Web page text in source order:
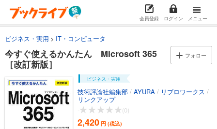
会員登録 ログイン メニュー
ビジネス・実用 IT・コンピュータ
今すぐ使えるかんたん Microsoft 365
［改訂新版］
フォロー
ビジネス・実用
技術評論社編集部 / AYURA / リブロワークス /
リンクアップ
-
(0)
2,420 円 (税込)